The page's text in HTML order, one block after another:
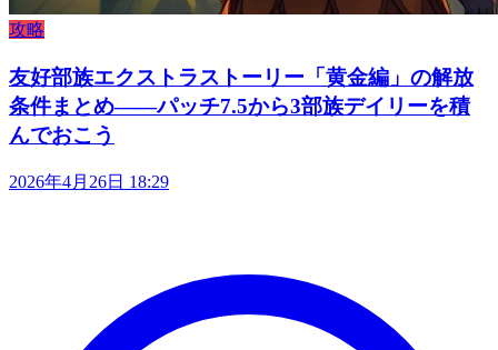
攻略
友好部族エクストラストーリー「黄金編」の解放
条件まとめ——パッチ7.5から3部族デイリーを積
んでおこう
2026年4月26日 18:29